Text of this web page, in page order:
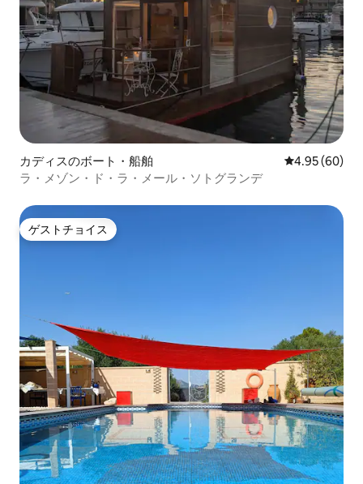
カディスのボート・船舶 レビュー60
4.95 (60)
ラ・メゾン・ド・ラ・メール・ソトグランデ
ゲストチョイス
ゲストチョイス